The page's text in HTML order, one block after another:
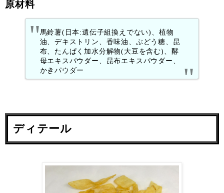
原材料
馬鈴薯(日本:遺伝子組換えでない)、植物
油、デキストリン、香味油、ぶどう糖、昆
布、たんぱく加水分解物(大豆を含む)、酵
母エキスパウダー、昆布エキスパウダー、
かきパウダー
ディテール